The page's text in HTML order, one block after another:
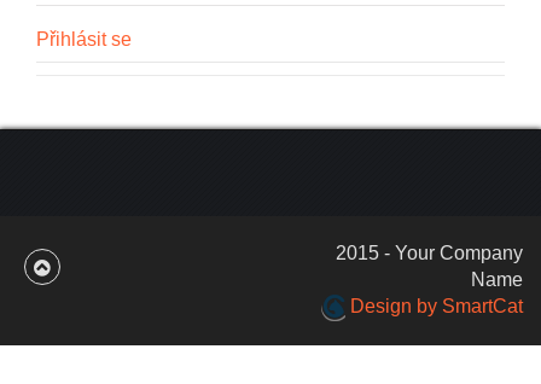
Přihlásit se
2015 - Your Company
Name
Design by SmartCat